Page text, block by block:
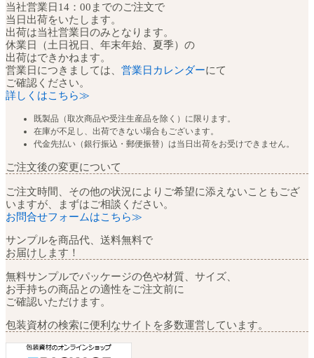
当社営業日14：00までのご注文で
当日出荷をいたします。
出荷は当社営業日のみとなります。
休業日（土日祝日、年末年始、夏季）の
出荷はできかねます。
営業日につきましては、 営業日カレンダーにて
ご確認ください。
詳しくはこちら≫
既製品（取次商品や受注生産品を除く）に限ります。
在庫が不足し、出荷できない場合もございます。
代金先払い（銀行振込・郵便振替）は当日出荷をお受けできません。
ご注文後の変更について
ご注文時間、その他の状況によりご希望に添えないこともござ
いますが、まずはご相談ください。
お問合せフォームはこちら≫
サンプルを商品代、送料無料で
お届けします！
無料サンプルでパッケージの色や材質、サイズ、
お手持ちの商品との適性をご注文前に
ご確認いただけます。
包装資材の検索に便利なサイトを多数運営しています。